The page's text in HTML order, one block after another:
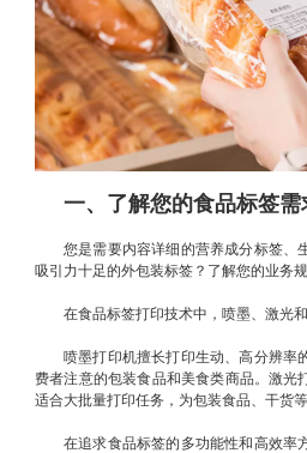
一、了解您的食品标签需
您是需要内容详细的营养成分标签、
吸引力十足的外包装标签？了解您的业务
在食品标签打印技术中，喷墨、激光
喷墨打印机擅长打印生动、高分辨率
费者注意的包装食品和美食类商品。激光
适合大批量打印任务，为包装食品、干货
在追求食品标签的多功能性和高效率